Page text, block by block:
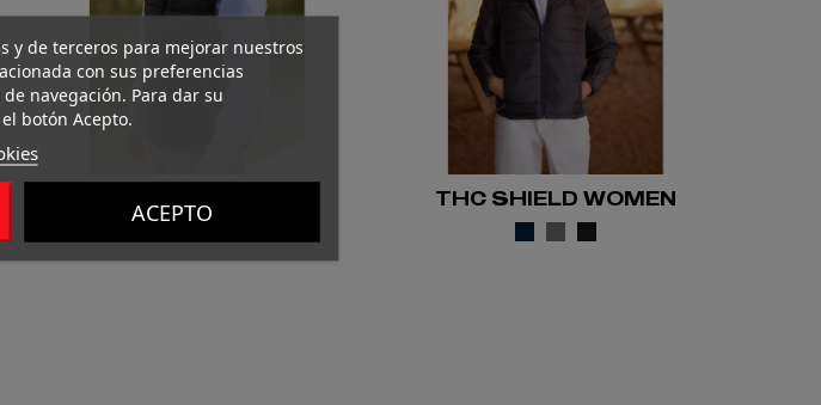
THC SHIELD WOMEN
y de terceros para mejorar nuestros
con sus preferencias
navegación. Para dar su
botón Acepto.
ACEPTO